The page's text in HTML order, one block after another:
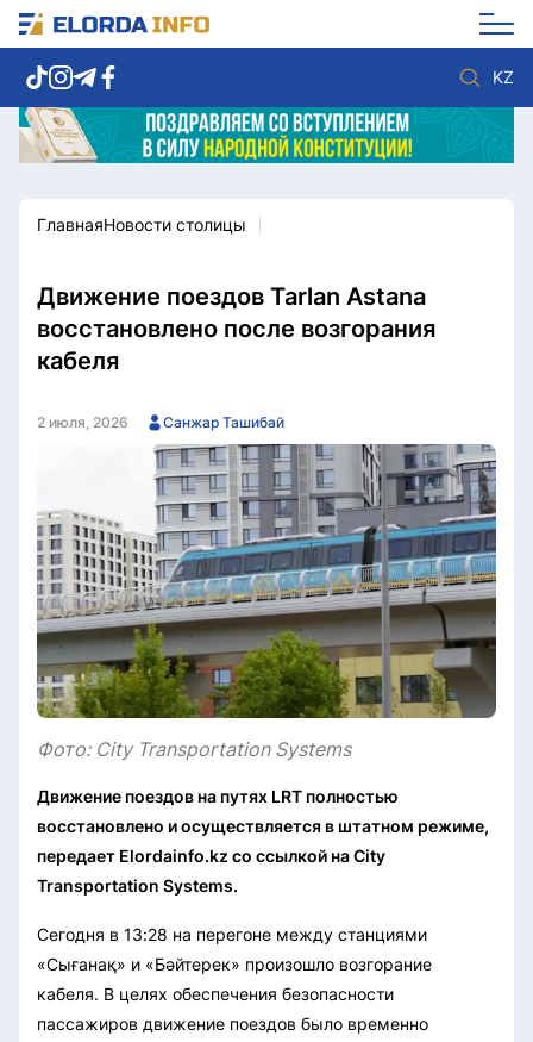
KZ
Новости столицы
Политика
Спорт
Культура
Разное
Мнение
Видео
Мир
Послание
ГлавнаяНовости столицы
Движение поездов Tarlan Astana
восстановлено после возгорания
кабеля
2 июля, 2026 Санжар Ташибай
Фото: City Transportation Systems
Движение поездов на путях LRT полностью
восстановлено и осуществляется в штатном режиме,
передает Elordainfo.kz cо ссылкой на City
Transportation Systems.
Сегодня в 13:28 на перегоне между станциями
«Сығанақ» и «Бәйтерек» произошло возгорание
кабеля. В целях обеспечения безопасности
пассажиров движение поездов было временно